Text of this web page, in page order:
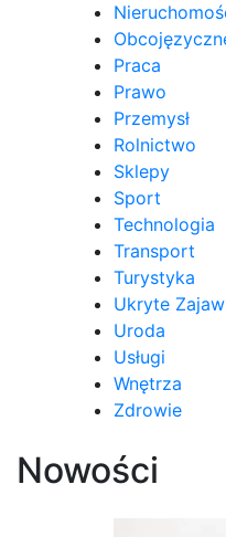
Praca
Prawo
Przemysł
Rolnictwo
Sklepy
Sport
Technologia
Transport
Turystyka
Ukryte
Uroda
Usługi
Wnętrza
Zdrowie
Nowości